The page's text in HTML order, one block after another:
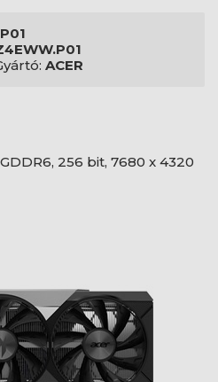
ACER
256 bit, 7680 x 4320